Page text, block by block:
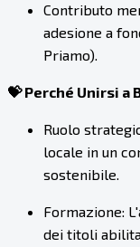
Contributo
adesione a
Priamo).
💝 Perché Unirsi a
Ruolo
locale in un
sostenibile.
Formazione:
dei titoli